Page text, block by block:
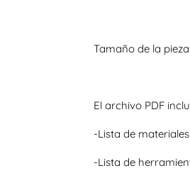
Tamaño de la
El archivo PDF
-Lista de materiales
-Lista de